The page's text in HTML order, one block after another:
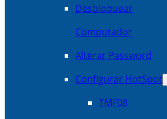
Desbloquear
Computador
Alterar Password
Configurar HotSpot
TMF08